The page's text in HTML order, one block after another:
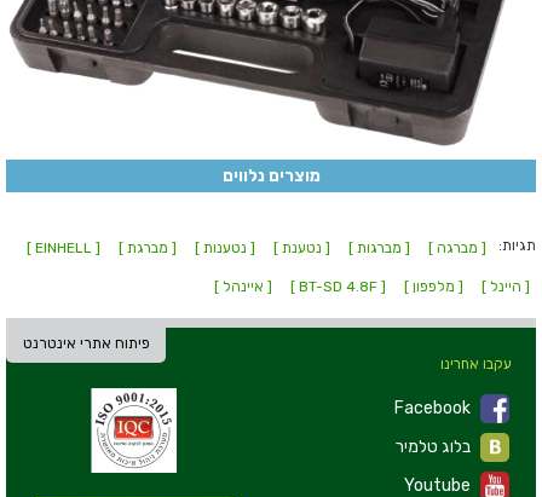
מוצרים נלווים
תגיות: [ מברגה ] [ מברגות ] [ נטענת ] [ נטענות ] [ מברגת ] [ EINHELL ]
[ היינל ] [ מלפפון ] [ BT-SD 4.8F ] [ איינהל ]
פיתוח אתרי אינטרנט
עקבו אחרינו
Facebook
Youtube